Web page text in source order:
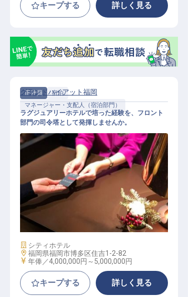
キープする 詳しく見る
正社員
宿泊
マネージャー・支配人（宿泊部門）
フロントオフィスマネージャー｜年
俸400万円～／ラグジュアリーホテ
ル「グランドハイアット福岡」／英
語を活かすマネジメント職
グランドハイアット福岡
ラグジュアリーホテルで培った経験を、フロント
部門の司令塔として発揮しませんか。
施設業態
シティホテル
勤務地
福岡県福岡市博多区住吉1-2-82
給与
年俸／4,000,000円～ 5,000,000円
キープする 詳しく見る